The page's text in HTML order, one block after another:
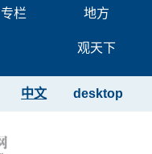
专栏 地方
观天下
desktop
中文